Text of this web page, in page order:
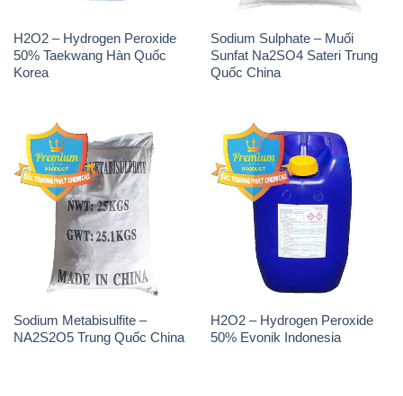
H2O2 – Hydrogen Peroxide
50% Taekwang Hàn Quốc
Korea
Sodium Sulphate – Muối
Sunfat Na2SO4 Sateri Trung
Quốc China
Sodium Metabisulfite –
NA2S2O5 Trung Quốc China
H2O2 – Hydrogen Peroxide
50% Evonik Indonesia